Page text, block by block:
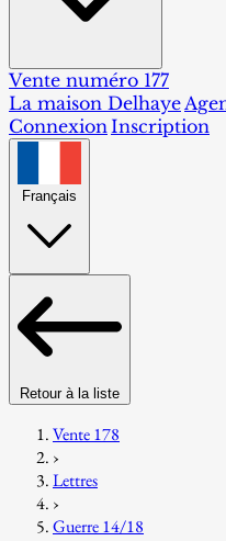
Vente numéro 177
La maison Delhaye
ConnexionInscription
Français
Retour à la liste
Vente 178
›
Lettres
›
Guerre 14/18